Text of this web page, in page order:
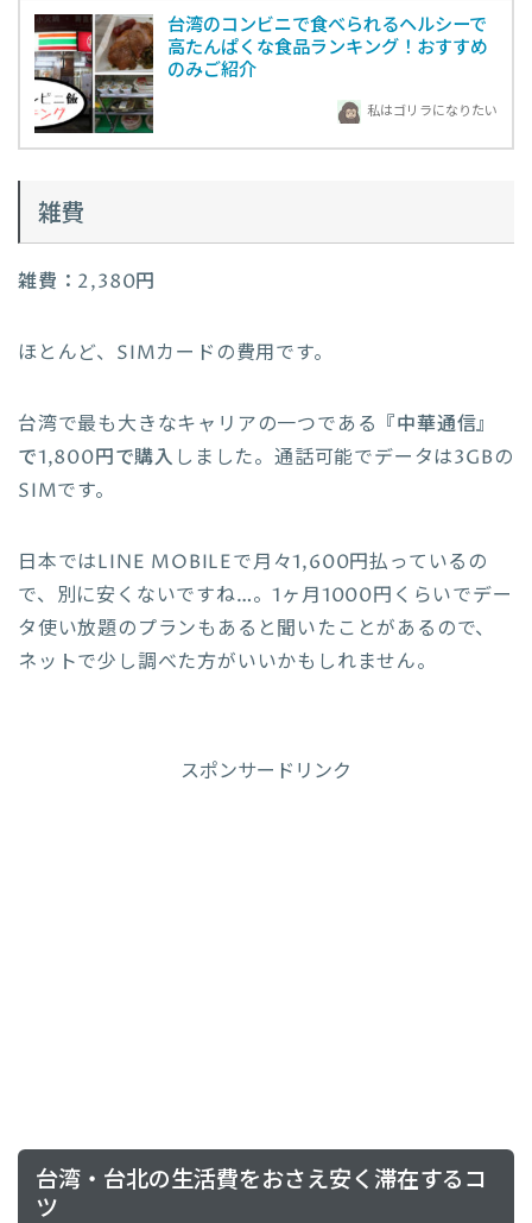
台湾のコンビニで食べられるヘルシーで
高たんぱくな食品ランキング！おすすめ
のみご紹介
私はゴリラになりたい
雑費
雑費：2,380円
ほとんど、SIMカードの費用です。
台湾で最も大きなキャリアの一つである 『中華通信』
で1,800円で購入 しました。通話可能でデータは3GBの
SIMです。
日本ではLINE MOBILEで月々1,600円払っているの
で、別に安くないですね…。1ヶ月1000円くらいでデー
タ使い放題のプランもあると聞いたことがあるので、
ネットで少し調べた方がいいかもしれません。
スポンサードリンク
台湾・台北の生活費をおさえ安く滞在するコ
ツ